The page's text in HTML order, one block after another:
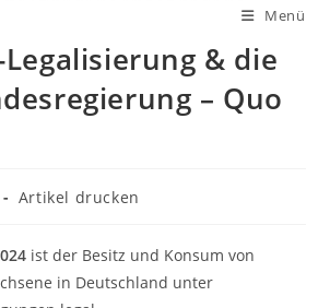
Menü
& die
– Quo
Artikel drucken
ist der Besitz und Konsum von
in Deutschland unter